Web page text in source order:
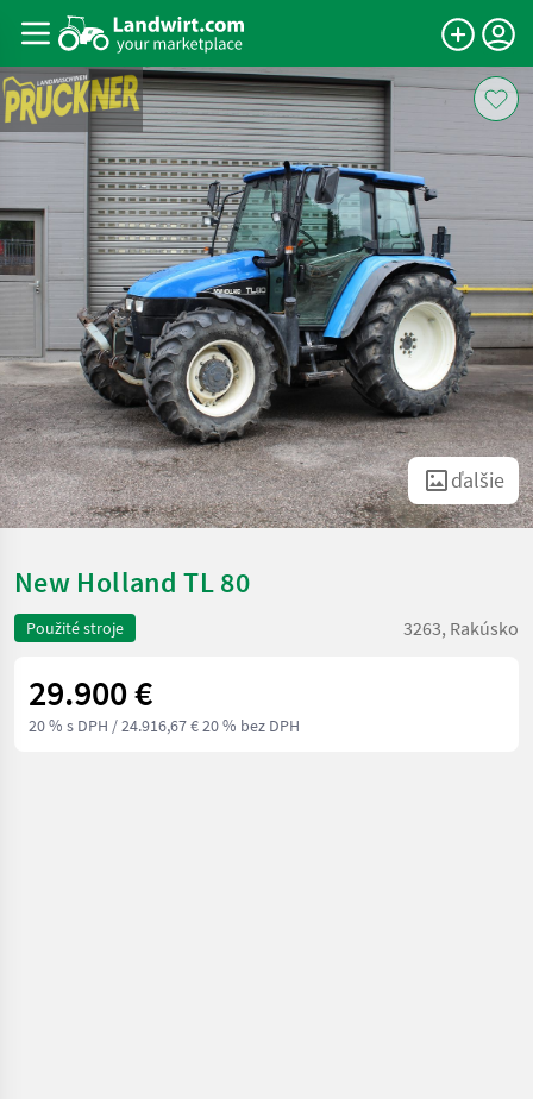
ďalšie
New Holland TL 80
Použité stroje 3263, Rakúsko
29.900 €
20 % s DPH / 24.916,67 € 20 % bez DPH